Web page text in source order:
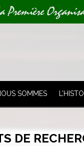
Première
SOMMES
DE